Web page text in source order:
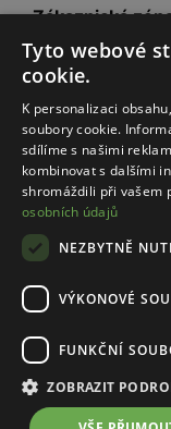
Zákaznická
Společnost
Rady
Pravidla e-shopu
Tyto webové
cookie.
K personalizaci
soubory cookie.
sdílíme s našimi
kombinovat s dalšími
shromáždili při vašem
osobních údajů
NEZBYTNĚ
VÝKONOVÉ
FUNKČNÍ
ZOBRAZIT